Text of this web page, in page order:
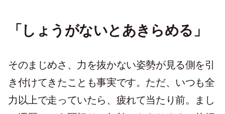
「しょうがないとあきらめる」
そのまじめさ、力を抜かない姿勢が見る側を引
き付けてきたことも事実です。ただ、いつも全
力以上で走っていたら、疲れて当たり前。まし